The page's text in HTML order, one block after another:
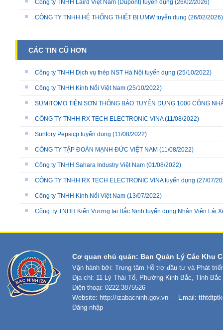
Công ty TNHH Laird Việt Nam (Dupont) tuyển dụng (26/02/2026)
CÔNG TY TNHH HỆ THỐNG THIẾT BỊ UMW tuyển dụng (26/02/2026)
CÁC TIN CŨ HƠN
Công ty TNHH Dịch vụ thép NST Hà Nội tuyển dụng (25/10/2022)
Công ty TNHH Kính Nổi Việt Nam (25/10/2022)
SUMITOMO TIÊN SƠN THÔNG BÁO TUYỂN DỤNG 1000 CÔNG
CÔNG TY TNHH RX TECH ELECTRONIC VINA(11/08/2022)
Suntory Pepsicp tuyển dụng (11/08/2022)
CÔNG TY TẬP ĐOÀN MẠNH ĐỨC VIỆT NAM (11/08/2022)
Công ty TNHH Sahara Industry Việt Nam (01/08/2022)
CÔNG TY TNHH RX TECH ELECTRONIC VINA tuyển dụng (27/07/
Công ty TNHH Kính Nổi Việt Nam (13/07/2022)
Công Ty TNHH Kiến Vương tại Bắc Ninh tuyển dụng Nhân Viên Lái
Cơ quan chủ quản: Ban Quản Lý Các Khu
Vận hành bởi: Trung tâm Hỗ trợ đầu tư và Phát
Địa chỉ: 11 Lý Thái Tổ, Phường Kinh Bắc, Tỉnh Bắc
Điện thoại: 0222.3875526
Website: http://izabacninh.gov.vn - - Email:
Đăng nhập